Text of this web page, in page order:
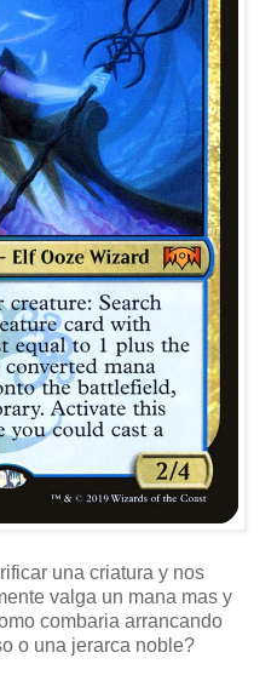
una criatura y nos
valga un mana mas y
combaria arrancando
o una jerarca noble?